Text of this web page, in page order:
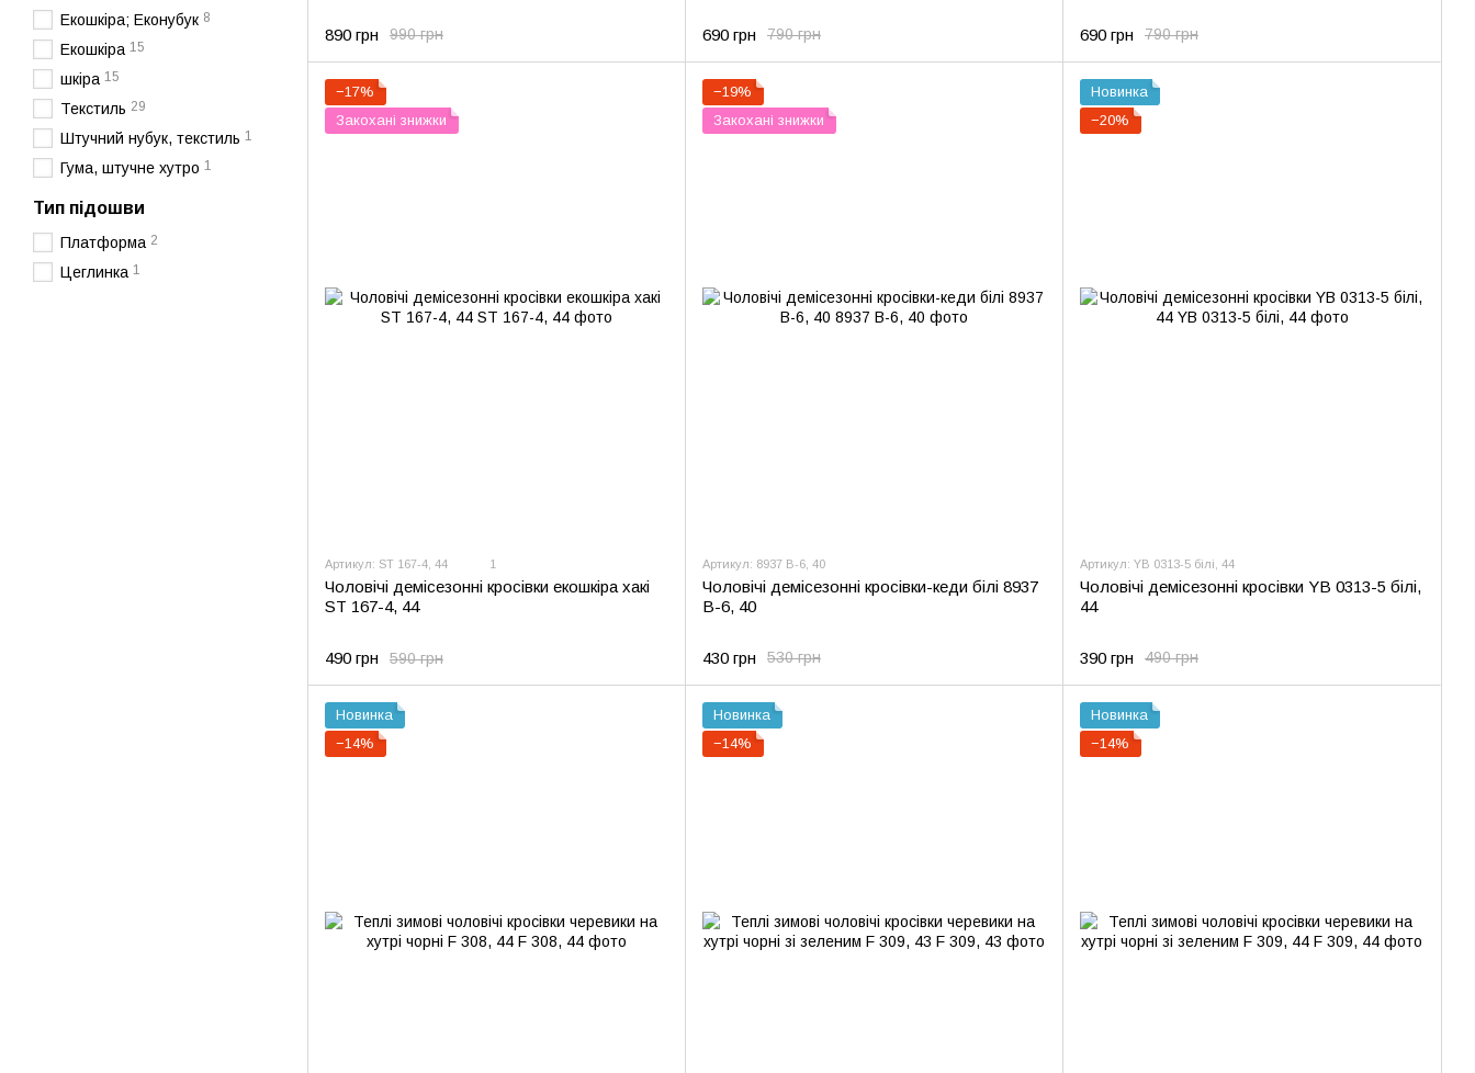
990 грн
890 грн 790 грн
690 грн 790 грн
690 грн
−17%
Закохані знижки
Артикул: ST 167-4, 44 1
Чоловічі демісезонні кросівки екошкіра хакі
ST 167-4, 44
590 грн
490 грн
−19%
Закохані знижки
Артикул: 8937 В-6, 40
Чоловічі демісезонні кросівки-кеди білі 8937
В-6, 40
530 грн
430 грн
Новинка
−20%
Артикул: YB 0313-5 білі, 44
Чоловічі демісезонні кросівки YB 0313-5 білі,
44
490 грн
390 грн
Новинка
−14%
Новинка
−14%
Новинка
−14%
Екошкіра; Еконубук 8
Екошкіра 15
шкіра 15
Текстиль 29
Штучний нубук, текстиль 1
Гума, штучне хутро 1
Тип підошви
Платформа 2
Цеглинка 1